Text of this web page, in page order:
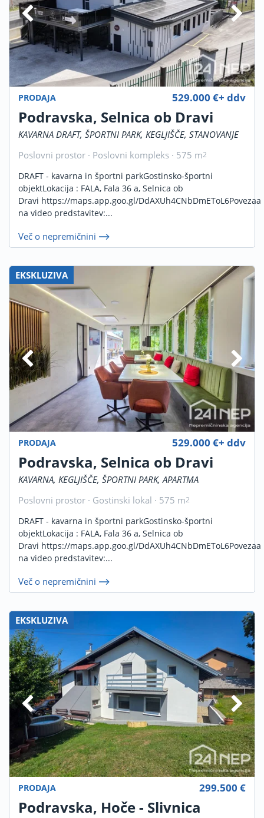
PRODAJA
Podravska, Selnica ob Dravi
KAVARNA DRAFT, ŠPORTNI PARK, KEGLJIŠČE, STANOVANJE
Poslovni prostor · Poslovni kompleks · 575 m2
529.000 €+ ddv
DRAFT - kavarna in športni parkGostinsko-športni
objektLokacija : FALA, Fala 36 a, Selnica ob
Dravi https://maps.app.goo.gl/DdAXUh4CNbDmEToL6Povezaa
na video predstavitev:...
Več o nepremičnini
EKSKLUZIVA
PRODAJA
Podravska, Selnica ob Dravi
KAVARNA, KEGLJIŠČE, ŠPORTNI PARK, APARTMA
Poslovni prostor · Gostinski lokal · 575 m2
529.000 €+ ddv
DRAFT - kavarna in športni parkGostinsko-športni
objektLokacija : FALA, Fala 36 a, Selnica ob
Dravi https://maps.app.goo.gl/DdAXUh4CNbDmEToL6Povezaa
na video predstavitev:...
Več o nepremičnini
EKSKLUZIVA
PRODAJA
Podravska, Hoče - Slivnica
299.500 €